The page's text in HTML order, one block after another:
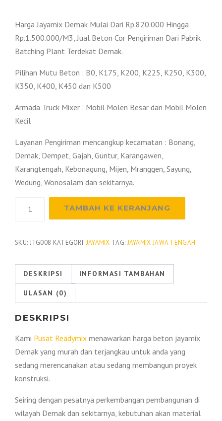
Harga Jayamix Demak Mulai Dari Rp.820.000 Hingga
Rp.1.500.000/M3, Jual Beton Cor Pengiriman Dari Pabrik
Batching Plant Terdekat Demak.
Pilihan Mutu Beton : B0, K175, K200, K225, K250, K300,
K350, K400, K450 dan K500
Armada Truck Mixer : Mobil Molen Besar dan Mobil Molen
Kecil
Layanan Pengiriman mencangkup kecamatan : Bonang,
Demak, Dempet, Gajah, Guntur, Karangawen,
Karangtengah, Kebonagung, Mijen, Mranggen, Sayung,
Wedung, Wonosalam dan sekitarnya.
Jayamix
2026
TAMBAH KE KERANJANG
SKU: JTG008 KATEGORI: JAYAMIX TAG: JAYAMIX JAWA TENGAH
DESKRIPSI INFORMASI TAMBAHAN
ULASAN (0)
DESKRIPSI
Kami Pusat Readymix menawarkan harga beton jayamix
Demak yang murah dan terjangkau untuk anda yang
sedang merencanakan atau sedang membangun proyek
konstruksi.
Seiring dengan pesatnya perkembangan pembangunan di
wilayah Demak dan sekitarnya, kebutuhan akan material